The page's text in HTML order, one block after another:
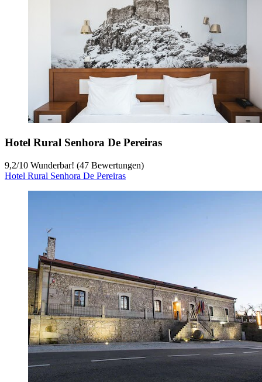
Hotel Rural Senhora De Pereiras
9,2/10 Wunderbar! (47 Bewertungen)
Hotel Rural Senhora De Pereiras